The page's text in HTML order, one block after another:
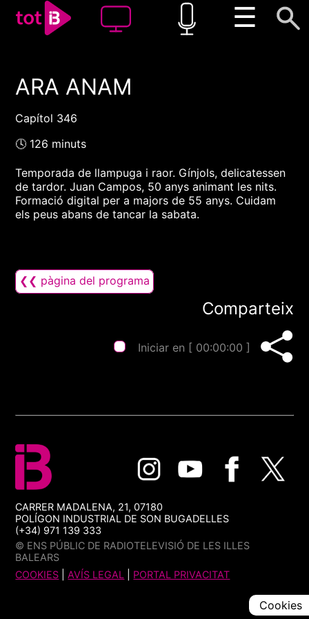
☰
00:00 00:00
ARA ANAM
Capítol 346
🕓 126 minuts
Temporada de llampuga i raor. Gínjols, delicatessen
de tardor. Juan Campos, 50 anys animant les nits.
Formació digital per a majors de 55 anys. Cuidam
els peus abans de tancar la sabata.
❮❮ pàgina del programa
Comparteix
Iniciar en [ 00:00:00 ]
CARRER MADALENA, 21, 07180
POLÍGON INDUSTRIAL DE SON BUGADELLES
(+34) 971 139 333
© ENS PÚBLIC DE RADIOTELEVISIÓ DE LES ILLES
BALEARS
COOKIES |AVÍS LEGAL PORTAL PRIVACITAT
Cookies